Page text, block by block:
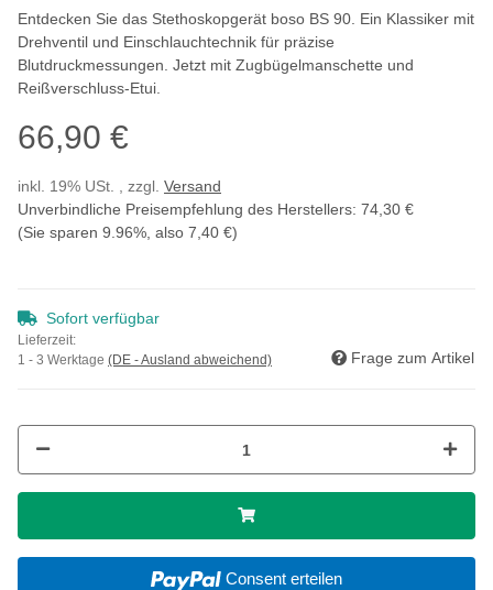
Entdecken Sie das Stethoskopgerät boso BS 90. Ein Klassiker mit
Drehventil und Einschlauchtechnik für präzise
Blutdruckmessungen. Jetzt mit Zugbügelmanschette und
Reißverschluss-Etui.
66,90 €
inkl. 19% USt. , zzgl. Versand
Unverbindliche Preisempfehlung des Herstellers: 74,30 €
(Sie sparen 9.96% , also 7,40 €)
Sofort verfügbar
Lieferzeit:
1 - 3 Werktage (DE - Ausland abweichend) Frage zum Artikel
Consent erteilen